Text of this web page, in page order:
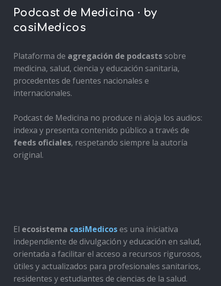
Podcast de Medicina · by
casiMedicos
Plataforma de agregación de podcastssobre
medicina, salud, ciencia y educación sanitaria,
procedentes de fuentes nacionales e
internacionales.
Podcast de Medicina no produce ni aloja los audios:
indexa y presenta contenido público a través de
feeds oficiales, respetando siempre la autoría
original.
El ecosistema casiMedicoses una iniciativa
independiente de divulgación y educación en salud,
orientada a facilitar el acceso a recursos rigurosos,
útiles y actualizados para profesionales sanitarios,
residentes y estudiantes de ciencias de la salud.